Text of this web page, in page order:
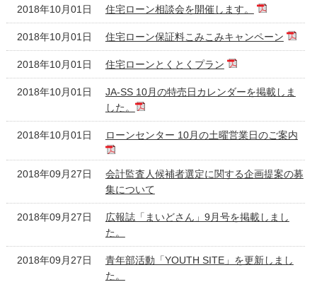
2018年10月01日 住宅ローン相談会を開催します。
2018年10月01日 住宅ローン保証料こみこみキャンペーン
2018年10月01日 住宅ローンとくとくプラン
2018年10月01日
JA-SS 10月の特売日カレンダーを掲載しま
した。
2018年10月01日 ローンセンター 10月の土曜営業日のご案内
2018年09月27日
会計監査人候補者選定に関する企画提案の募
集について
2018年09月27日
広報誌「まいどさん」9月号を掲載しまし
た。
2018年09月27日
青年部活動「YOUTH SITE」を更新しまし
た。